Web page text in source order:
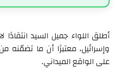
أطلق اللواء جميل السيد انتقادًا
وإسرائيل، معتبرًا أن ما تضمّنه
على الواقع الميداني.